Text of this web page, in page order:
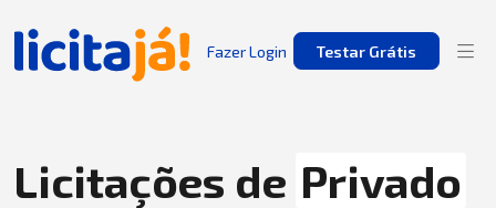
Fazer Login Testar Grátis
Licitações de Privado